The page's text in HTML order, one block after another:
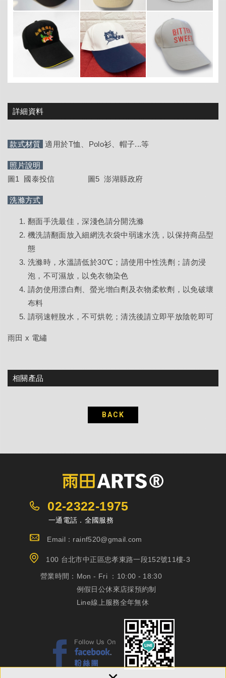
詳細資料
款式材質適用於T恤、Polo衫、帽子...等
照片說明
圖1 國泰投信 圖5 澎湖縣政府
洗滌方式
翻面手洗最佳，深淺色請分開洗滌
機洗請翻面放入細網洗衣袋中弱速水洗，以保持商品型
態
洗滌時，水溫請低於30℃；請使用中性洗劑；請勿浸
泡，不可濕放，以免衣物染色
請勿使用漂白劑、螢光增白劑及衣物柔軟劑，以免破壞
布料
請弱速輕脫水，不可烘乾；清洗後請立即平放陰乾即可
雨田 x 電繡
相關產品
BACK
02-2322-1975
一通電話．全國服務
Email：rainf520@gmail.com
100 台北市中正區忠孝東路一段152號11樓-3
營業時間： Mon - Fri ：10:00 - 18:30
例假日公休來店採預約制
Line線上服務全年無休